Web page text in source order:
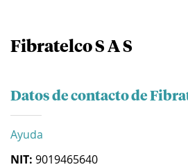
Fibratelco S A S
Datos de contacto de
Ayuda
NIT: 9019465640